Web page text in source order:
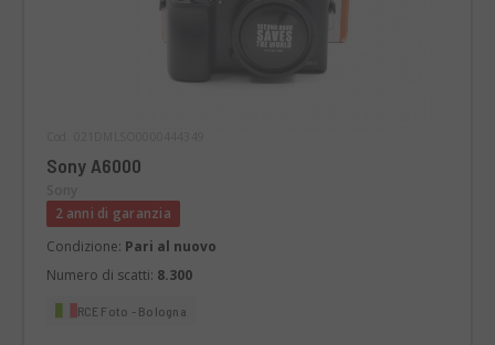
Sony A6000
2 anni di garanzia
Condizione: Pari al nuovo
Numero di scatti: 8.300
RCE Foto - Bologna